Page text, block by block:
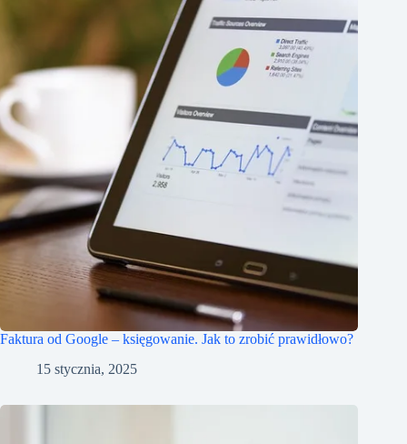
Faktura od Google – księgowanie. Jak to zrobić prawidłowo?
15 stycznia, 2025